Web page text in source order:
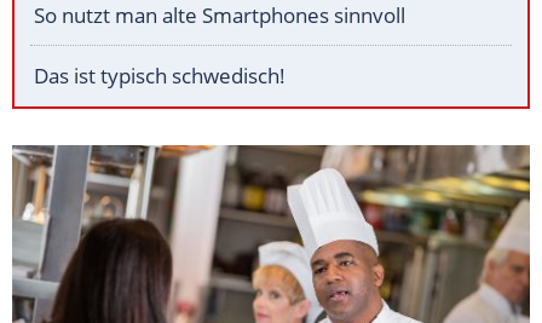
So nutzt man alte Smartphones sinnvoll
Das ist typisch schwedisch!